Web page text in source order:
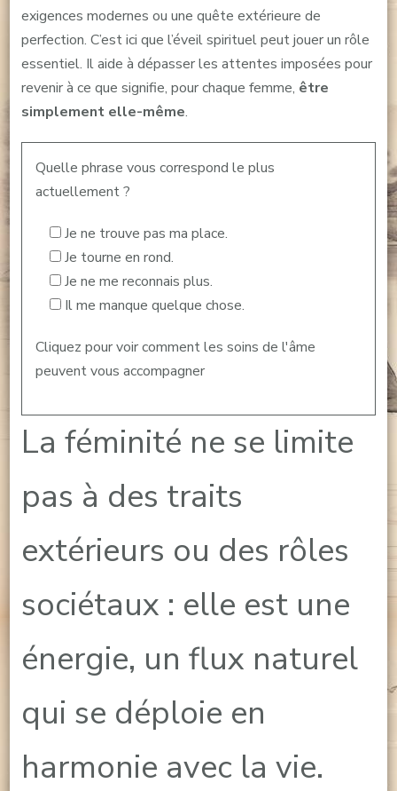
exigences modernes ou une quête extérieure de
perfection. C’est ici que l’éveil spirituel peut jouer un rôle
essentiel. Il aide à dépasser les attentes imposées pour
revenir à ce que signifie, pour chaque femme, être
simplement elle-même.
Quelle phrase vous correspond le plus
actuellement ?
Je ne trouve pas ma place.
Je tourne en rond.
Je ne me reconnais plus.
Il me manque quelque chose.
Cliquez pour voir comment les soins de l'âme
peuvent vous accompagner
La féminité ne se limite
pas à des traits
extérieurs ou des rôles
sociétaux : elle est une
énergie, un flux naturel
qui se déploie en
harmonie avec la vie.